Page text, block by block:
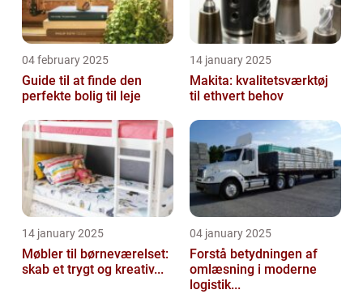
04 february 2025
Guide til at finde den
perfekte bolig til leje
14 january 2025
Makita: kvalitetsværktøj
til ethvert behov
14 january 2025
Møbler til børneværelset:
skab et trygt og kreativ...
04 january 2025
Forstå betydningen af
omlæsning i moderne
logistik...